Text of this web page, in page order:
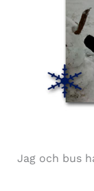
Jag och bus